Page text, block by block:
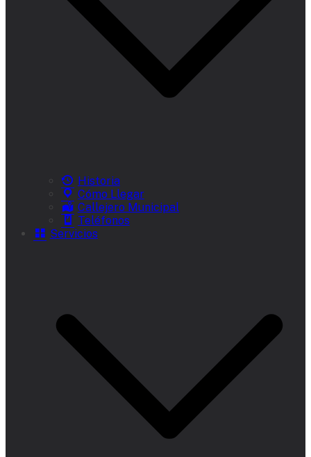
Historia
Cómo Llegar
Callejero Municipal
Teléfonos
Servicios